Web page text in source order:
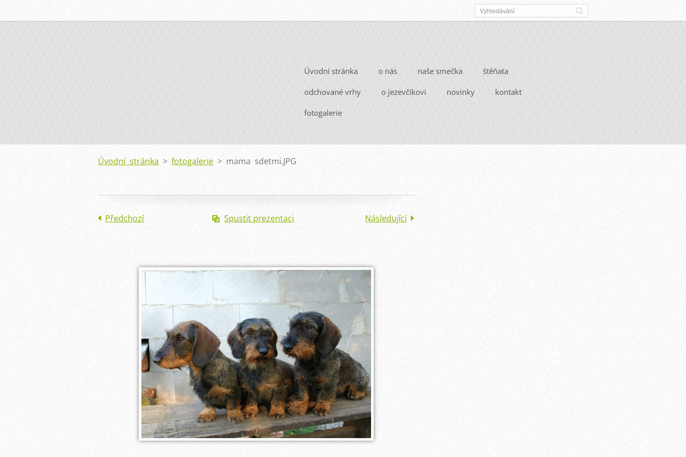
Úvodní stránka o nás naše smečka štěňata
odchované vrhy o jezevčíkovi novinky kontakt
fotogalerie
Úvodní stránka > fotogalerie > mama sdetmi.JPG
Předchozí Spustit prezentaci Následující